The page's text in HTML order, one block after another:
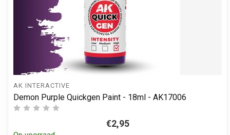
AK INTERACTIVE
Demon Purple Quickgen Paint - 18ml - AK17006
€2,95